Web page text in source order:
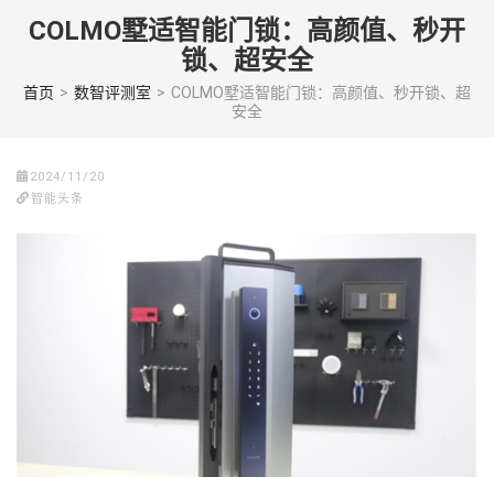
(Press
COLMO墅适智能门锁：高颜值、秒开
锁、超安全
首页 > 数智评测室 > COLMO墅适智能门锁：高颜值、秒开锁、超
安全
2024/11/20
智能头条